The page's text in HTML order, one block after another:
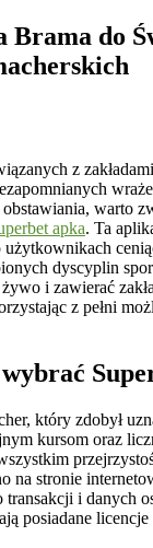
Brama do
z
warto
apka. Ta
dyscyplin
i zawierać
z pełni
który zdobył
kursom oraz
na stronie
i danych
posiadane licencje